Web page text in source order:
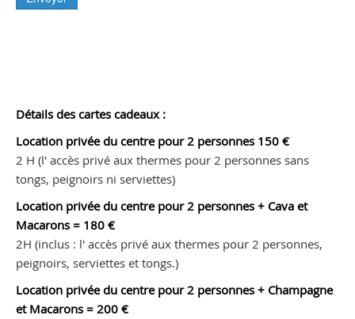
Détails des cartes cadeaux :
Location privée du centre pour 2 personnes 150 €
2 H (l' accès privé aux thermes pour 2 personnes sans
tongs, peignoirs ni serviettes)
Location privée du centre pour 2 personnes + Cava et
Macarons = 180 €
2H (inclus : l' accès privé aux thermes pour 2 personnes,
peignoirs, serviettes et tongs.)
Location privée du centre pour 2 personnes + Champagne
et Macarons = 200 €